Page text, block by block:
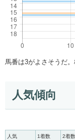
馬番は3がよさそうだ
人気傾向
人気 1着数 2着数